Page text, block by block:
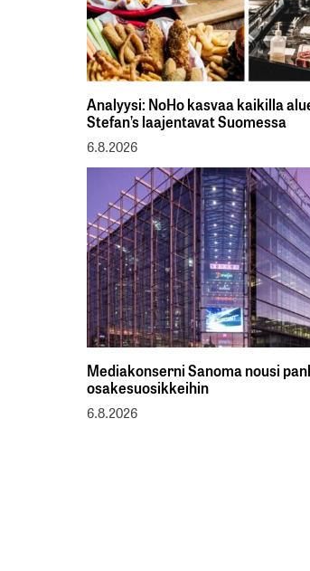
Analyysi: NoHo kasvaa kaikilla
Stefan’s laajentavat Suomessa
6.8.2026
Mediakonserni Sanoma nousi
osakesuosikkeihin
6.8.2026